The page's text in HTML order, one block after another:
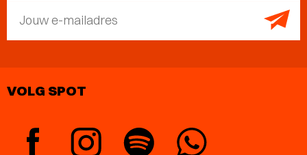
Jouw e-mailadres
VOLG SPOT